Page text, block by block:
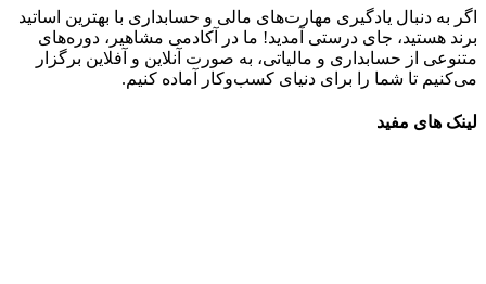
اگر به دنبال یادگیری مهارت‌های مالی و حسابداری با بهترین اساتید
برند هستید، جای درستی آمدید! ما در آکادمی مشاهیر، دوره‌های
متنوعی از حسابداری و مالیاتی، به صورت آنلاین و آفلاین برگزار
می‌کنیم تا شما را برای دنیای کسب‌وکار آماده کنیم.
لینک های مفید